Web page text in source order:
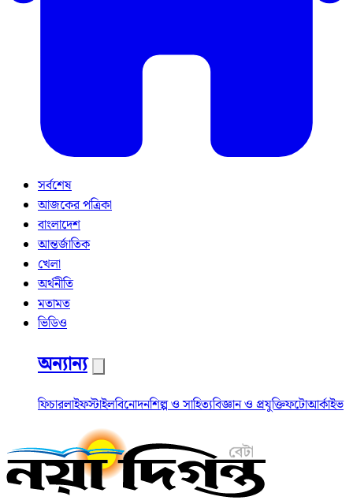
সর্বশেষ
আজকের পত্রিকা
বাংলাদেশ
আন্তর্জাতিক
খেলা
অর্থনীতি
মতামত
ভিডিও
অন্যান্য
ফিচারলাইফস্টাইলবিনোদনশিল্প ও সাহিত্যবিজ্ঞান ও প্রযুক্তিফটোআর্কাইভ